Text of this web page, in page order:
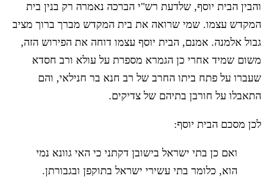
והבין הבית יוסף, שלדעת רש"י הברכה נאמרה רק בנין בית
המקדש עצמו. שמי שרואה את בית המקדש מברך ברוך מציב
גבול אלמנה. אמנם, הבית יוסף עצמו דוחה את הפירוש הזה,
משום שמיד אחרי כן הגמרא מספרת על עולא ורב חסדא
שעברו על פתח ביתו החרב של רב חנא בר חנילאי, והם
התאבלו על חורבן בתיהם של צדיקים.
לכן מסכם הבית יוסף:
ואם כן בתי ישראל בישובן דקתני כי האי גוונא נמי
הוא, כלומר בתי עשירי ישראל בתוקפן ובגבורתן.